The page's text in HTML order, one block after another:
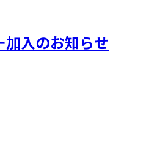
入のお知らせ